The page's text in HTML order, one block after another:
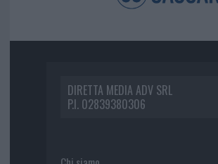
DIRETTA MEDIA ADV SRL
P.I. 02839380306